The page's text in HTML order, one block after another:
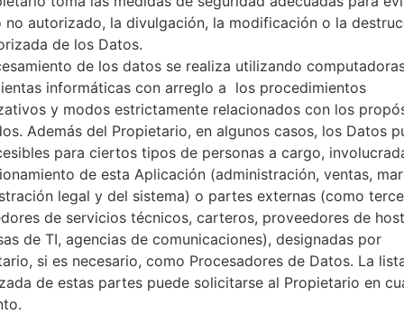
SM-
Modelo y sus características
SamsungSM-A300Y
Galaxy A3 LTE
Enero, 2015
6.9 milímetros (0.27
130.1 x 65.5 milímetros (5.12 x
no autorizado, la divulgación, la modificación o la
de los Datos.
de los datos se realiza utilizando
informáticas con arreglo a los procedimientos
y modos estrictamente relacionados con los
Además del Propietario, en algunos casos, los Datos
para ciertos tipos de personas a cargo,
de esta Aplicación (administración, ventas,
legal y del sistema) o partes externas (como
de servicios técnicos, carteros, proveedores de
de TI, agencias de comunicaciones), designadas por
si es necesario, como Procesadores de Datos. La
de estas partes puede solicitarse al Propietario en